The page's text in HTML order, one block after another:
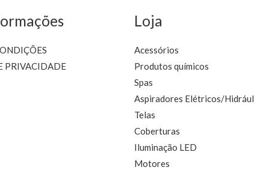
PRIVACIDADE
Loja
Acessórios
Produtos químicos
Spas
Aspiradores Elétricos/
Telas
Coberturas
Iluminação LED
Motores